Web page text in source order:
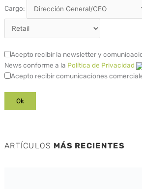
Cargo:
Acepto recibir la newsletter y
News conforme a la Política de Privacidad
Acepto recibir comunicaciones
ARTÍCULOS MÁS RECIENTES